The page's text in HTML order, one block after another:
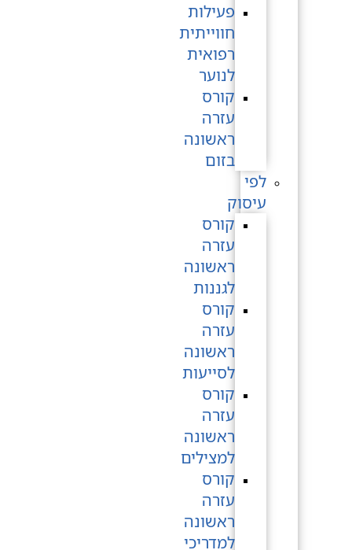
פעילות
חווייתית
רפואית
לנוער
קורס
עזרה
ראשונה
בזום
לפי
עיסוק
קורס
עזרה
ראשונה
לגננות
קורס
עזרה
ראשונה
לסייעות
קורס
עזרה
ראשונה
למצילים
קורס
עזרה
ראשונה
למדריכי